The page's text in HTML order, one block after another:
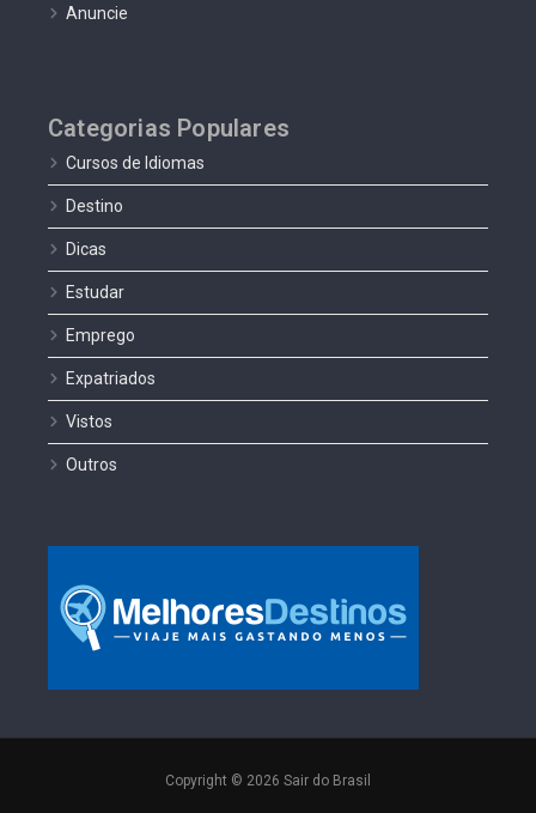
Anuncie
Categorias Populares
Cursos de Idiomas
Destino
Dicas
Estudar
Emprego
Expatriados
Vistos
Outros
Copyright © 2026 Sair do Brasil